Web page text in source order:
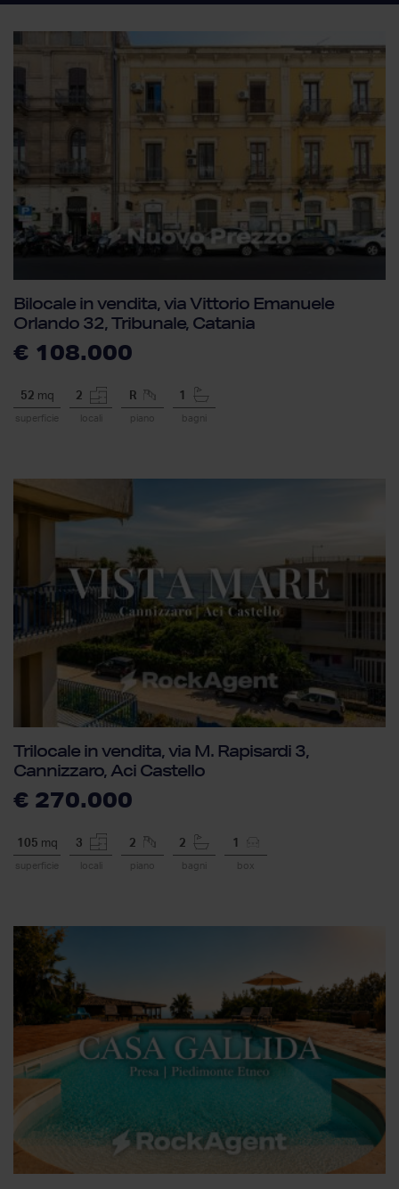
Bilocale in vendita, via Vittorio Emanuele
Orlando 32, Tribunale, Catania
€ 108.000
52 mq
superficie
2
locali
R
piano
1
bagni
Trilocale in vendita, via M. Rapisardi 3,
Cannizzaro, Aci Castello
€ 270.000
105 mq
superficie
3
locali
2
piano
2
bagni
1
box